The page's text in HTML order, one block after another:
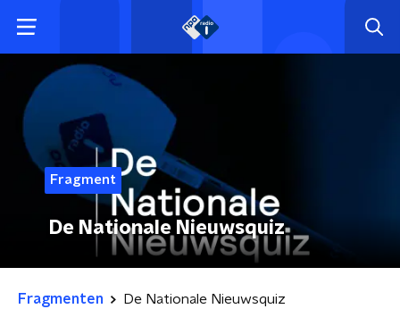
Fragment
De Nationale Nieuwsquiz
Fragmenten De Nationale Nieuwsquiz